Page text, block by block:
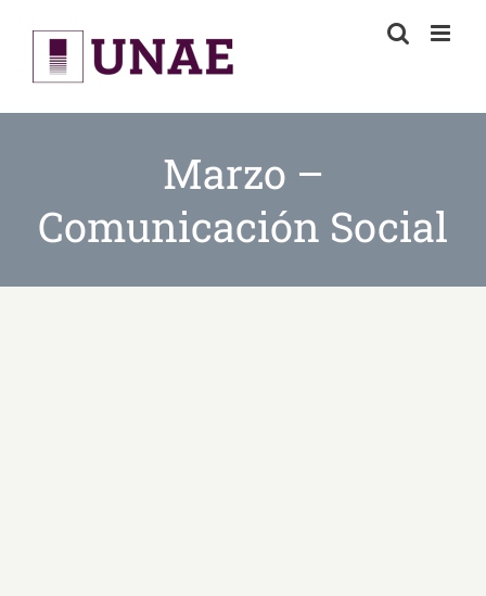
content
Marzo –
Comunicación Social